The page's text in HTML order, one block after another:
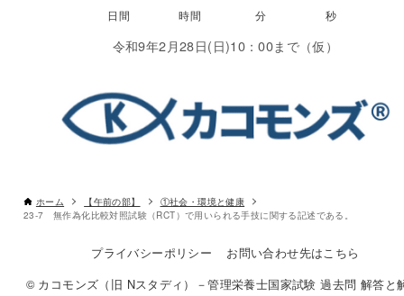
令和9年2月28日(日)10：00まで（仮）
ホーム 【午前の部】
①社会・環境と健康
23-7 無作為化比較対照試験（RCT）で用いられる手技に関する記述である。
プライバシーポリシー
お問い合わせ先はこちら
© カコモンズ（旧 Nスタディ）－管理栄養士国家試験 過去問 解答と